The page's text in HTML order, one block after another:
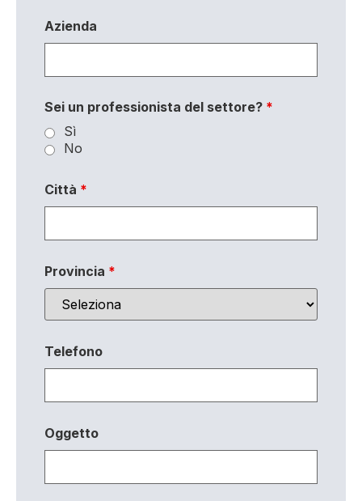
Azienda
Sei un professionista del settore? *
Sì
No
Città *
Provincia *
Telefono
Oggetto